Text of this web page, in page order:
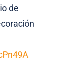
de